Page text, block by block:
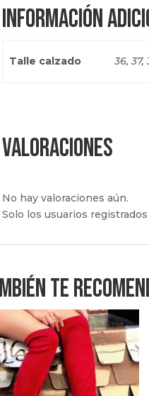
Información
Talle calzado 36, 37,
Valoraciones
No hay valoraciones aún.
Solo los usuarios
te